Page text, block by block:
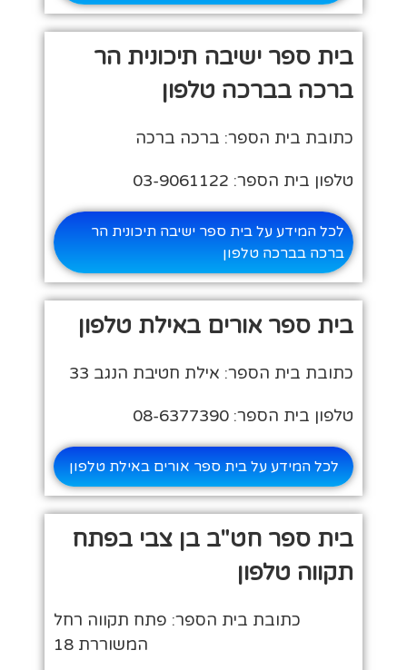
בית ספר ישיבה תיכונית הר
ברכה בברכה טלפון
כתובת בית הספר: ברכה ברכה
טלפון בית הספר: 03-9061122
לכל המידע על בית ספר ישיבה תיכונית הר
ברכה בברכה טלפון
בית ספר אורים באילת טלפון
כתובת בית הספר: אילת חטיבת הנגב 33
טלפון בית הספר: 08-6377390
לכל המידע על בית ספר אורים באילת טלפון
בית ספר חט"ב בן צבי בפתח
תקווה טלפון
כתובת בית הספר: פתח תקווה רחל
המשוררת 18